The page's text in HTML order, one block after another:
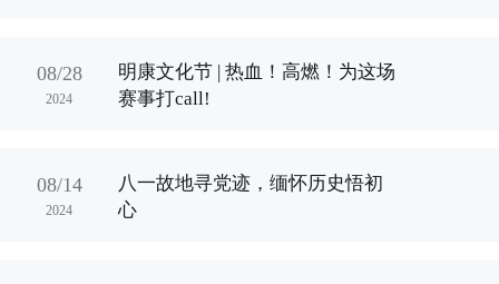
08/28
2024
明康文化节 | 热血！高燃！为这场
赛事打call!
08/14
2024
八一故地寻党迹，缅怀历史悟初
心